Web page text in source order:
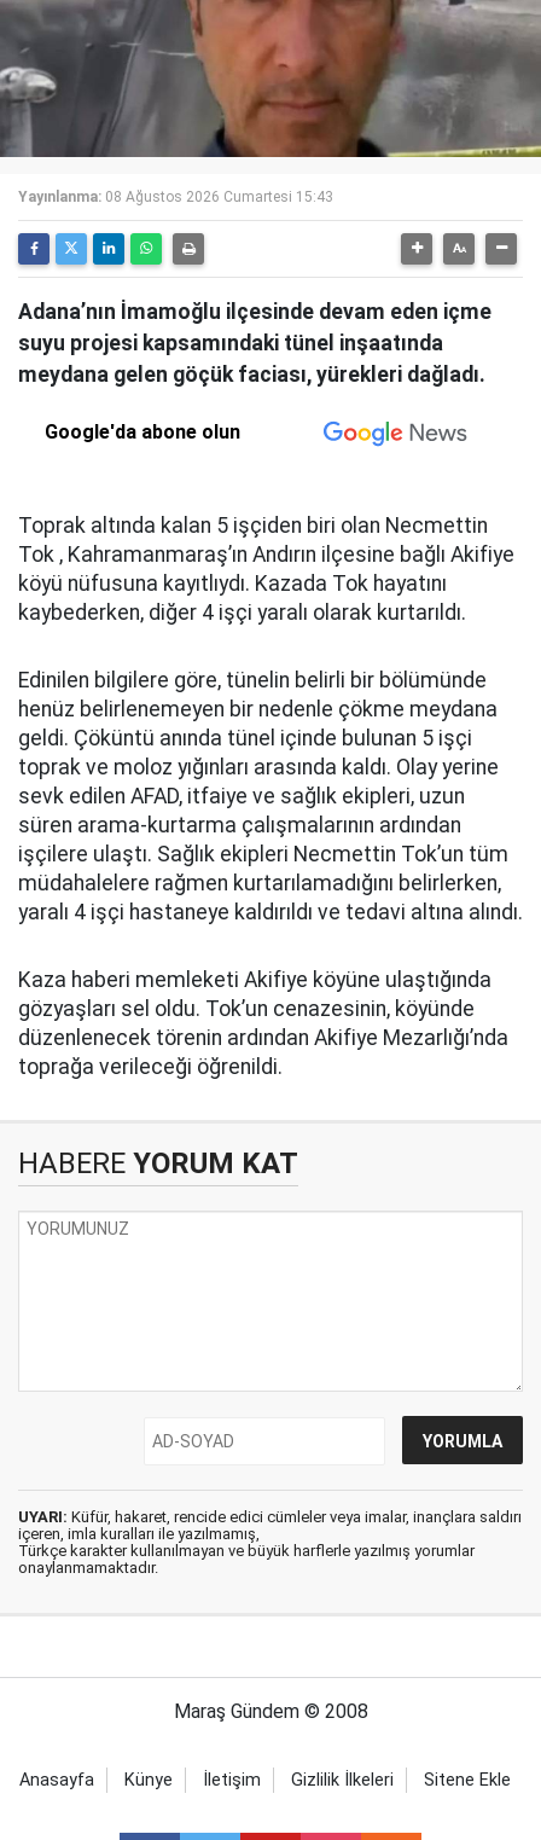
Yayınlanma: 08 Ağustos 2026 Cumartesi 15:43
Adana’nın İmamoğlu ilçesinde devam eden içme
suyu projesi kapsamındaki tünel inşaatında
meydana gelen göçük faciası, yürekleri dağladı.
Google'da abone olun
Toprak altında kalan 5 işçiden biri olan Necmettin
Tok , Kahramanmaraş’ın Andırın ilçesine bağlı Akifiye
köyü nüfusuna kayıtlıydı. Kazada Tok hayatını
kaybederken, diğer 4 işçi yaralı olarak kurtarıldı.
Edinilen bilgilere göre, tünelin belirli bir bölümünde
henüz belirlenemeyen bir nedenle çökme meydana
geldi. Çöküntü anında tünel içinde bulunan 5 işçi
toprak ve moloz yığınları arasında kaldı. Olay yerine
sevk edilen AFAD, itfaiye ve sağlık ekipleri, uzun
süren arama-kurtarma çalışmalarının ardından
işçilere ulaştı. Sağlık ekipleri Necmettin Tok’un tüm
müdahalelere rağmen kurtarılamadığını belirlerken,
yaralı 4 işçi hastaneye kaldırıldı ve tedavi altına alındı.
Kaza haberi memleketi Akifiye köyüne ulaştığında
gözyaşları sel oldu. Tok’un cenazesinin, köyünde
düzenlenecek törenin ardından Akifiye Mezarlığı’nda
toprağa verileceği öğrenildi.
HABERE YORUM KAT
UYARI: Küfür, hakaret, rencide edici cümleler veya imalar, inançlara saldırı
içeren, imla kuralları ile yazılmamış,
Türkçe karakter kullanılmayan ve büyük harflerle yazılmış yorumlar
onaylanmamaktadır.
Maraş Gündem © 2008
Anasayfa Künye İletişim Gizlilik İlkeleri Sitene Ekle